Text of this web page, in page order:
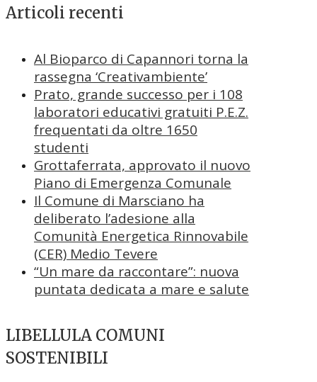
Articoli recenti
Al Bioparco di Capannori torna la
rassegna ‘Creativambiente’
Prato, grande successo per i 108
laboratori educativi gratuiti P.E.Z.
frequentati da oltre 1650
studenti
Grottaferrata, approvato il nuovo
Piano di Emergenza Comunale
Il Comune di Marsciano ha
deliberato l’adesione alla
Comunità Energetica Rinnovabile
(CER) Medio Tevere
“Un mare da raccontare”: nuova
puntata dedicata a mare e salute
LIBELLULA COMUNI
SOSTENIBILI